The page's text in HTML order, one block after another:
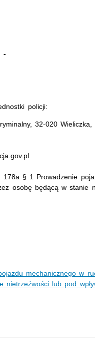
-
policji:
32-020
§ 1 Prowadzenie
osobę będącą w stanie
mechanicznego w
nietrzeźwości lub pod